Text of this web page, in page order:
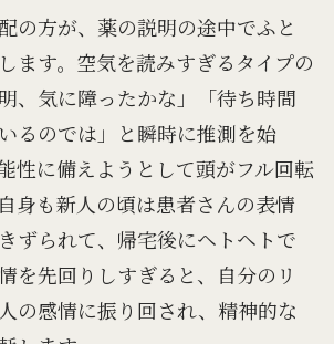
の方が、薬の説明の途中でふと
ます。空気を読みすぎるタイプの
、気に障ったかな」「待ち時間
るのでは」と瞬時に推測を始
性に備えようとして頭がフル回転
身も新人の頃は患者さんの表情
ずられて、帰宅後にヘトヘトで
を先回りしすぎると、自分のリ
の感情に振り回され、精神的な